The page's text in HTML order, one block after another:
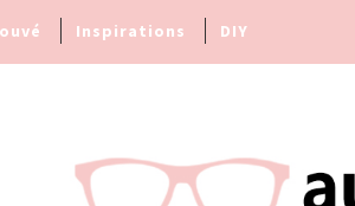
Inspirations DIY